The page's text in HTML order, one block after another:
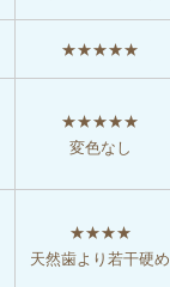
★★★★★
★★★★★
変色なし
★★★★
天然歯より若干硬め